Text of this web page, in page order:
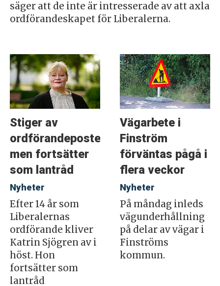
säger att de inte är intresserade av att axla
ordförandeskapet för Liberalerna.
Stiger av
ordförandeposten
men fortsätter
som lantråd
Nyheter
Efter 14 år som
Liberalernas
ordförande kliver
Katrin Sjögren av i
höst. Hon
fortsätter som
lantråd
Vägarbete i
Finström
förväntas pågå i
flera veckor
Nyheter
På måndag inleds
vägunderhållning
på delar av vägar i
Finströms
kommun.